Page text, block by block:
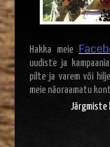
Hakka meie
uudiste ja
pilte ja varem või
meie näoraamatu
Järgmiste